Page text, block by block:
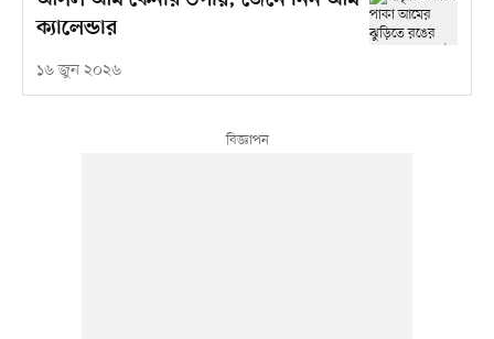
ক্যালেন্ডার
১৬ জুন ২০২৬